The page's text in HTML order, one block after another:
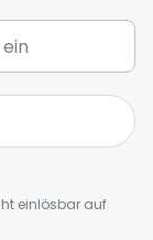
einlösbar auf